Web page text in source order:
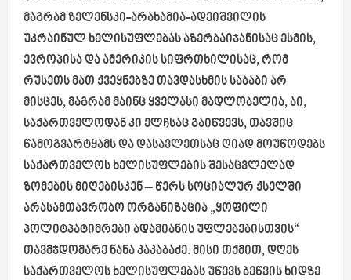
მაგრამ ზელენსკი-არახამია-ადეიშვილის
უკრაინულ ხელისუფლებას აზერბაიჯანისაც ესმის,
ევროპისა და ამერიკის სიფრთხილისაც, რომ
რუსეთს მათ ქვეყნებზე თავდასხმის საბაბი არ
მისცეს, მაგრამ მაინც ყველასი მადლობელია, აი,
საქართველოდან კი ელჩსაც გაიწვევს, თავშიც
წამოგვარტყამს და დასავლეთსაც ღიად მოუწოდებს
საქართველოს ხელისუფლების შესაცვლელად
ზომების მიღებისკენ – წერს სოციალურ ქსელში
არასამთავრობო ორგანიზაცია „ყოფილი
პოლიტპატიმრები ადამიანის უფლებებისთვის“
თავმჯდომარე ნანა კაკაბაძე. მისი თქმით, დღეს
საქართველოს ხელისუფლებას უწევს ბეწვის ხიდზე